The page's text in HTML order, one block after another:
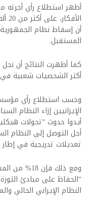
أظهر استطلاع رأي
أن إسقاط نظام
المستقبل.
كما أظهرت النتائج أن
أكثر الشخصيات شعبية في
وحسب استطلاع رأي
أيدوا حدوث “تحولات
تعديلات تدريجية في إطار
ومع ذلك
“الحفاظ على مبادئ
النظام الإيراني الحالي